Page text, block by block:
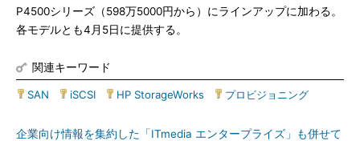
P4500シリーズ（598万5000円から）にラインアップに加わる。
各モデルとも4月5日に提供する。
関連キーワード
SAN iSCSI HP StorageWorks プロビジョニング
企業向け情報を集約した「ITmedia エンタープライズ」も併せて